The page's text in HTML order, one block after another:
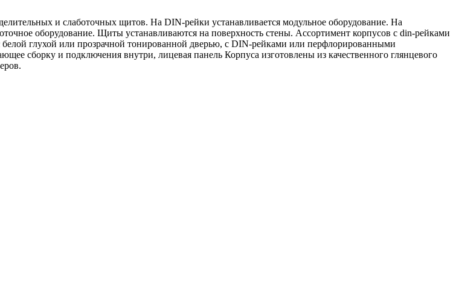
и слаботочных щитов. На DIN-рейки устанавливается модульное оборудование. На
оборудование. Щиты устанавливаются на поверхность стены. Ассортимент корпусов с din-рейками
глухой или прозрачной тонированной дверью, с DIN-рейками или перфлорированными
сборку и подключения внутри, лицевая панель Корпуса изготовлены из качественного глянцевого